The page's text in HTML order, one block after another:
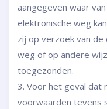
aangegeven waar
elektronische weg
zij op verzoek van de
weg of op andere
toegezonden.
3. Voor het geval dat
voorwaarden tevens